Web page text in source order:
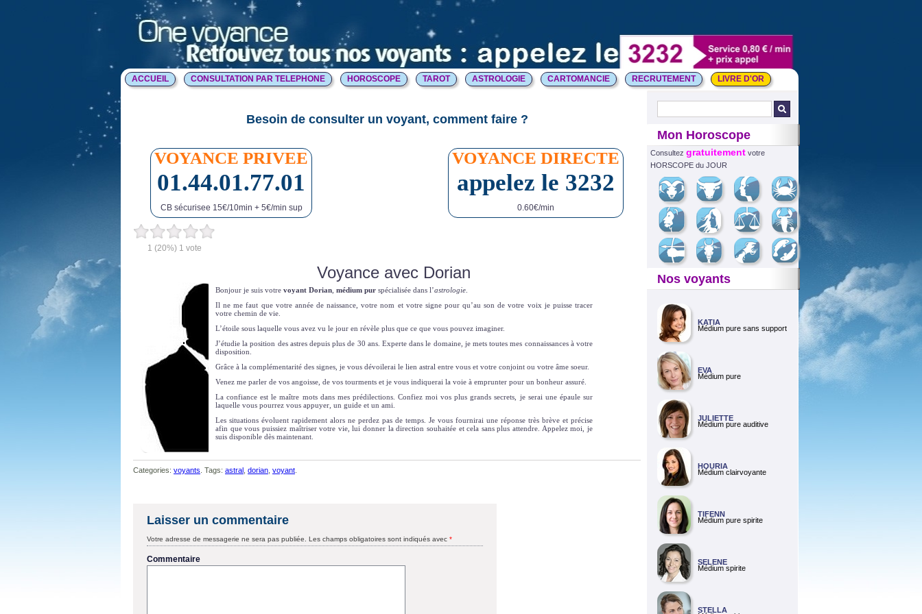
ACCUEIL CONSULTATION PAR TELEPHONE HOROSCOPE TAROT ASTROLOGIE CARTOMANCIE RECRUTEMENT LIVRE D'OR
Besoin de consulter un voyant, comment faire ?
VOYANCE PRIVEE
01.44.01.77.01
CB sécurisee 15€/10min + 5€/min sup
VOYANCE DIRECTE
appelez le 3232
0.60€/min
1 (20%) 1 vote
Voyance avec Dorian
Bonjour je suis votre voyant Dorian médium pur spécialisée dans l’astrologie
Il ne me faut que votre année de naissance, votre nom et votre signe pour qu’au son de votre voix je puisse tracer
votre chemin de vie.
L’étoile sous laquelle vous avez vu le jour en révèle plus que ce que vous pouvez imaginer.
J’étudie la position des astres depuis plus de 30 ans. Experte dans le domaine, je mets toutes mes connaissances à votre
disposition.
Grâce à la complémentarité des signes, je vous dévoilerai le lien astral entre vous et votre conjoint ou votre âme soeur.
Venez me parler de vos angoisse, de vos tourments et je vous indiquerai la voie à emprunter pour un bonheur assuré.
La confiance est le maître mots dans mes prédilections. Confiez moi vos plus grands secrets, je serai une épaule sur
laquelle vous pourrez vous appuyer, un guide et un ami.
Les situations évoluent rapidement alors ne perdez pas de temps. Je vous fournirai une réponse très brève et précise
afin que vous puissiez maîtriser votre vie, lui donner la direction souhaitée et cela sans plus attendre. Appelez moi, je
suis disponible dès maintenant.
Categories: voyants . Tags: astral dorian voyant
Laisser un commentaire
Votre adresse de messagerie ne sera pas publiée. Les champs obligatoires sont indiqués avec *
Commentaire
Mon Horoscope
Consultez gratuitement votre
HORSCOPE du JOUR
Nos voyants
KATIA
Médium pure sans support
EVA
Médium pure
JULIETTE
Médium pure auditive
HOURIA
Médium clairvoyante
TIFENN
Médium pure spirite
SELENE
Médium spirite
STELLA